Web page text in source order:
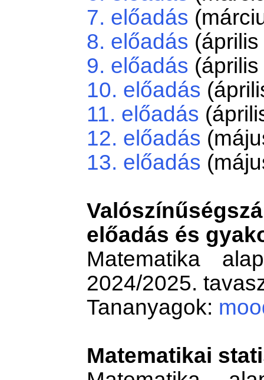
7. előadás
8. előadás (április
9. előadás (április
10. előadás
11. előadás
12. előadás
13. előadás
előadás és
Matematika
2024/2025.
Tananyagok:
Matematikai